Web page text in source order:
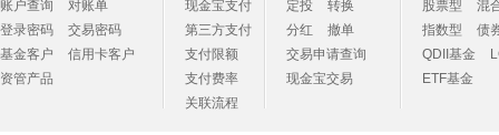
账户查询
对账单
登录密码
交易密码
基金客户
信用卡客户
资管产品
现金宝支付
第三方支付
支付限额
支付费率
关联流程
定投
转换
分红
撤单
交易申请查询
现金宝交易
股票型
混
指数型
债
QDII基金
ETF基金